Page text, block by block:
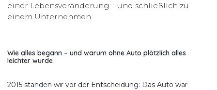
einer Lebensveränderung – und schließlich zu
einem Unternehmen.
Wie alles begann – und warum ohne Auto plötzlich alles
leichter wurde
2015 standen wir vor der Entscheidung: Das Auto war